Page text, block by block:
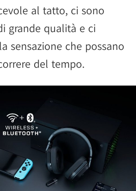
al tatto, ci sono
grande qualità e ci
sensazione che possano
del tempo.